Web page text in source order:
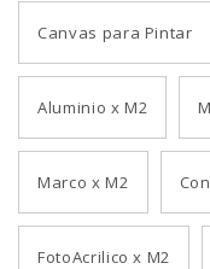
Canvas para Pintar
Aluminio x M2
Marco x M2
FotoAcrilico x M2